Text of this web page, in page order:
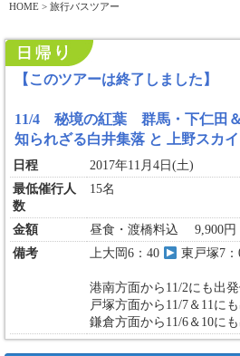
HOME > 旅行バスツアー
【このツアーは終了しました】
11/4 秘境の紅葉 群馬・下仁田
知られざる白井集落 と 上野スカ
日程
2017年11月4日(土)
最低催行人
数
15名
金額
昼食・渡橋料込 9,900円
備考
上大岡6：40 東戸塚7：
港南方面から11/2にも出
戸塚方面から11/7＆11に
鎌倉方面から11/6＆10に